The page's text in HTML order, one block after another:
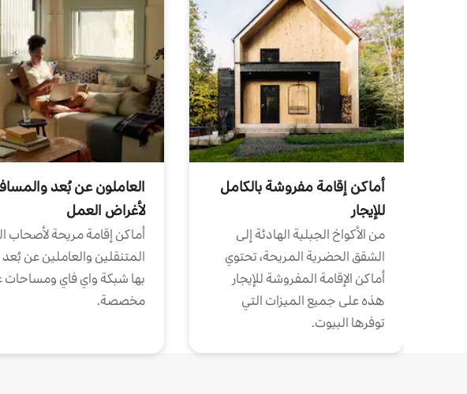
أماكن إقامة مفروشة بالكامل
للإيجار
من الأكواخ الجبلية الهادئة إلى
الشقق الحضرية المريحة، تحتوي
أماكن الإقامة المفروشة للإيجار
هذه على جميع الميزات التي
توفرها البيوت.
العاملون عن بُعد
لأغراض العمل
أماكن إقامة مريحة لأصحاب
المتنقلين والعاملين عن بُعد
بها شبكة واي فاي
مخصصة.